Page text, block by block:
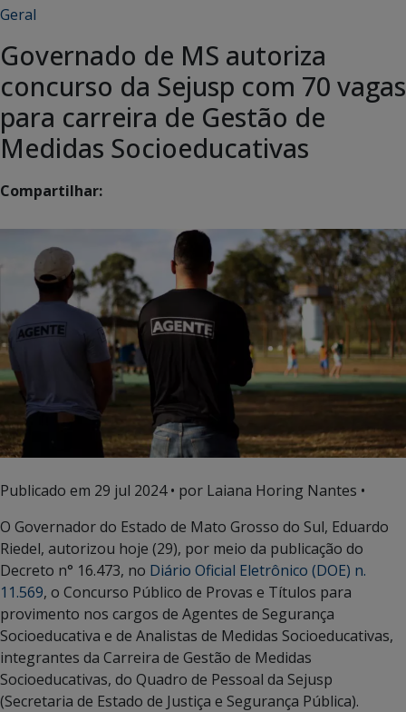
Geral
Governado de MS autoriza
concurso da Sejusp com 70 vagas
para carreira de Gestão de
Medidas Socioeducativas
Compartilhar:
Publicado em 29 jul 2024• por Laiana Horing Nantes •
O Governador do Estado de Mato Grosso do Sul, Eduardo
Riedel, autorizou hoje (29), por meio da publicação do
Decreto n° 16.473, no Diário Oficial Eletrônico (DOE) n.
11.569, o Concurso Público de Provas e Títulos para
provimento nos cargos de Agentes de Segurança
Socioeducativa e de Analistas de Medidas Socioeducativas,
integrantes da Carreira de Gestão de Medidas
Socioeducativas, do Quadro de Pessoal da Sejusp
(Secretaria de Estado de Justiça e Segurança Pública).